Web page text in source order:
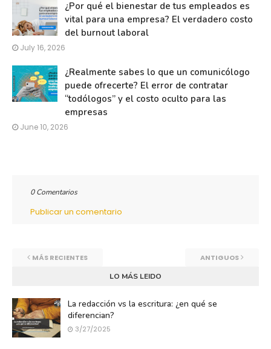
¿Por qué el bienestar de tus empleados es
vital para una empresa? El verdadero costo
del burnout laboral
July 16, 2026
¿Realmente sabes lo que un comunicólogo
puede ofrecerte? El error de contratar
“todólogos” y el costo oculto para las
empresas
June 10, 2026
0 Comentarios
Publicar un comentario
MÁS RECIENTES
ANTIGUOS
LO MÁS LEIDO
La redacción vs la escritura: ¿en qué se
diferencian?
3/27/2025